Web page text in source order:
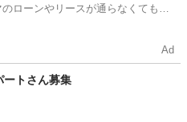
ローンやリースが通らなくてもク
Ad
ートさん募集